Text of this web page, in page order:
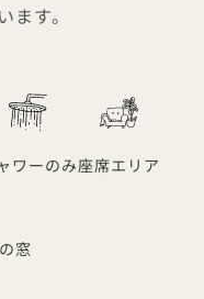
ます。
ワーのみ座席エリア
窓